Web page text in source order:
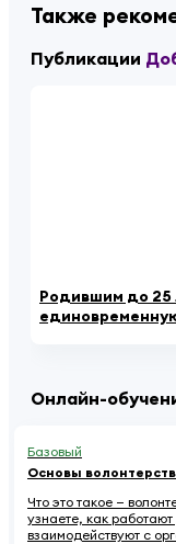
Также
Публикации
Родившим до 25
Онлайн-
Базовый
Основы
Что это такое —
узнаете, как
взаимодействуют с